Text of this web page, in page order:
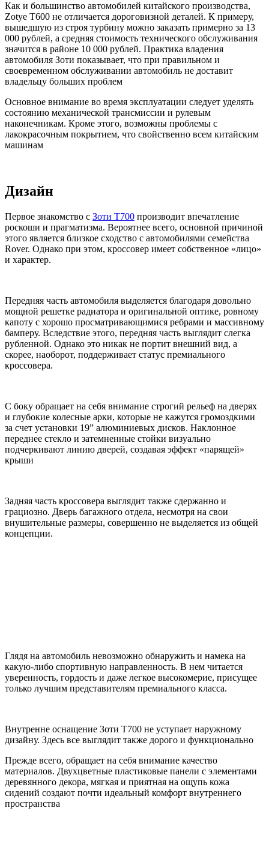
Как и большинство автомобилей китайского производства,
Zotye T600 не отличается дороговизной деталей. К примеру,
вышедшую из строя турбину можно заказать примерно за 13
000 рублей, а средняя стоимость технического обслуживания
значится в районе 10 000 рублей. Практика владения
автомобиля Зоти показывает, что при правильном и
своевременном обслуживании автомобиль не доставит
владельцу больших проблем
Основное внимание во время эксплуатации следует уделять
состоянию механической трансмиссии и рулевым
наконечникам. Кроме этого, возможны проблемы с
лакокрасочным покрытием, что свойственно всем китайским
машинам
Дизайн
Первое знакомство с Зоти Т700 производит впечатление
роскоши и прагматизма. Вероятнее всего, основной причиной
этого является близкое сходство с автомобилями семейства
Rover. Однако при этом, кроссовер имеет собственное «лицо»
и характер.
Передняя часть автомобиля выделяется благодаря довольно
мощной решетке радиатора и оригинальной оптике, ровному
капоту с хорошо просматривающимися ребрами и массивному
бамперу. Вследствие этого, передняя часть выглядит слегка
рубленной. Однако это никак не портит внешний вид, а
скорее, наоборот, поддерживает статус премиального
кроссовера.
С боку обращает на себя внимание строгий рельеф на дверях
и глубокие колесные арки, которые не кажутся громоздкими
за счет установки 19” алюминиевых дисков. Наклонное
переднее стекло и затемненные стойки визуально
подчеркивают линию дверей, создавая эффект «парящей»
крыши
Задняя часть кроссовера выглядит также сдержанно и
грациозно. Дверь багажного отдела, несмотря на свои
внушительные размеры, совершенно не выделяется из общей
концепции.
Глядя на автомобиль невозможно обнаружить и намека на
какую-либо спортивную направленность. В нем читается
уверенность, гордость и даже легкое высокомерие, присущее
только лучшим представителям премиального класса.
Внутренне оснащение Зоти Т700 не уступает наружному
дизайну. Здесь все выглядит также дорого и функционально
Прежде всего, обращает на себя внимание качество
материалов. Двухцветные пластиковые панели с элементами
деревянного декора, мягкая и приятная на ощупь кожа
сидений создают почти идеальный комфорт внутреннего
пространства